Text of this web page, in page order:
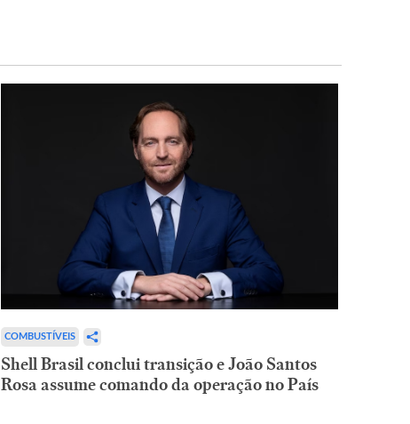
COMBUSTÍVEIS
Shell Brasil conclui transição e João Santos
Rosa assume comando da operação no País